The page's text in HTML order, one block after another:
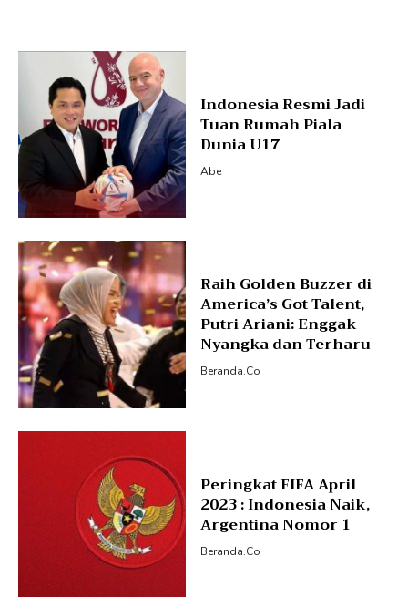
Indonesia Resmi Jadi
Tuan Rumah Piala
Dunia U17
Abe
Raih Golden Buzzer di
America’s Got Talent,
Putri Ariani: Enggak
Nyangka dan Terharu
Beranda.co
Peringkat FIFA April
2023 : Indonesia Naik,
Argentina Nomor 1
Beranda.co